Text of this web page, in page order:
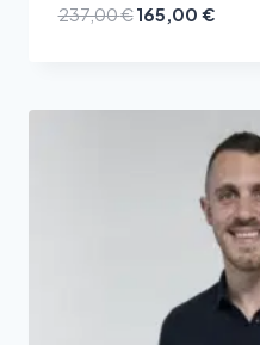
237,00€165,00 €